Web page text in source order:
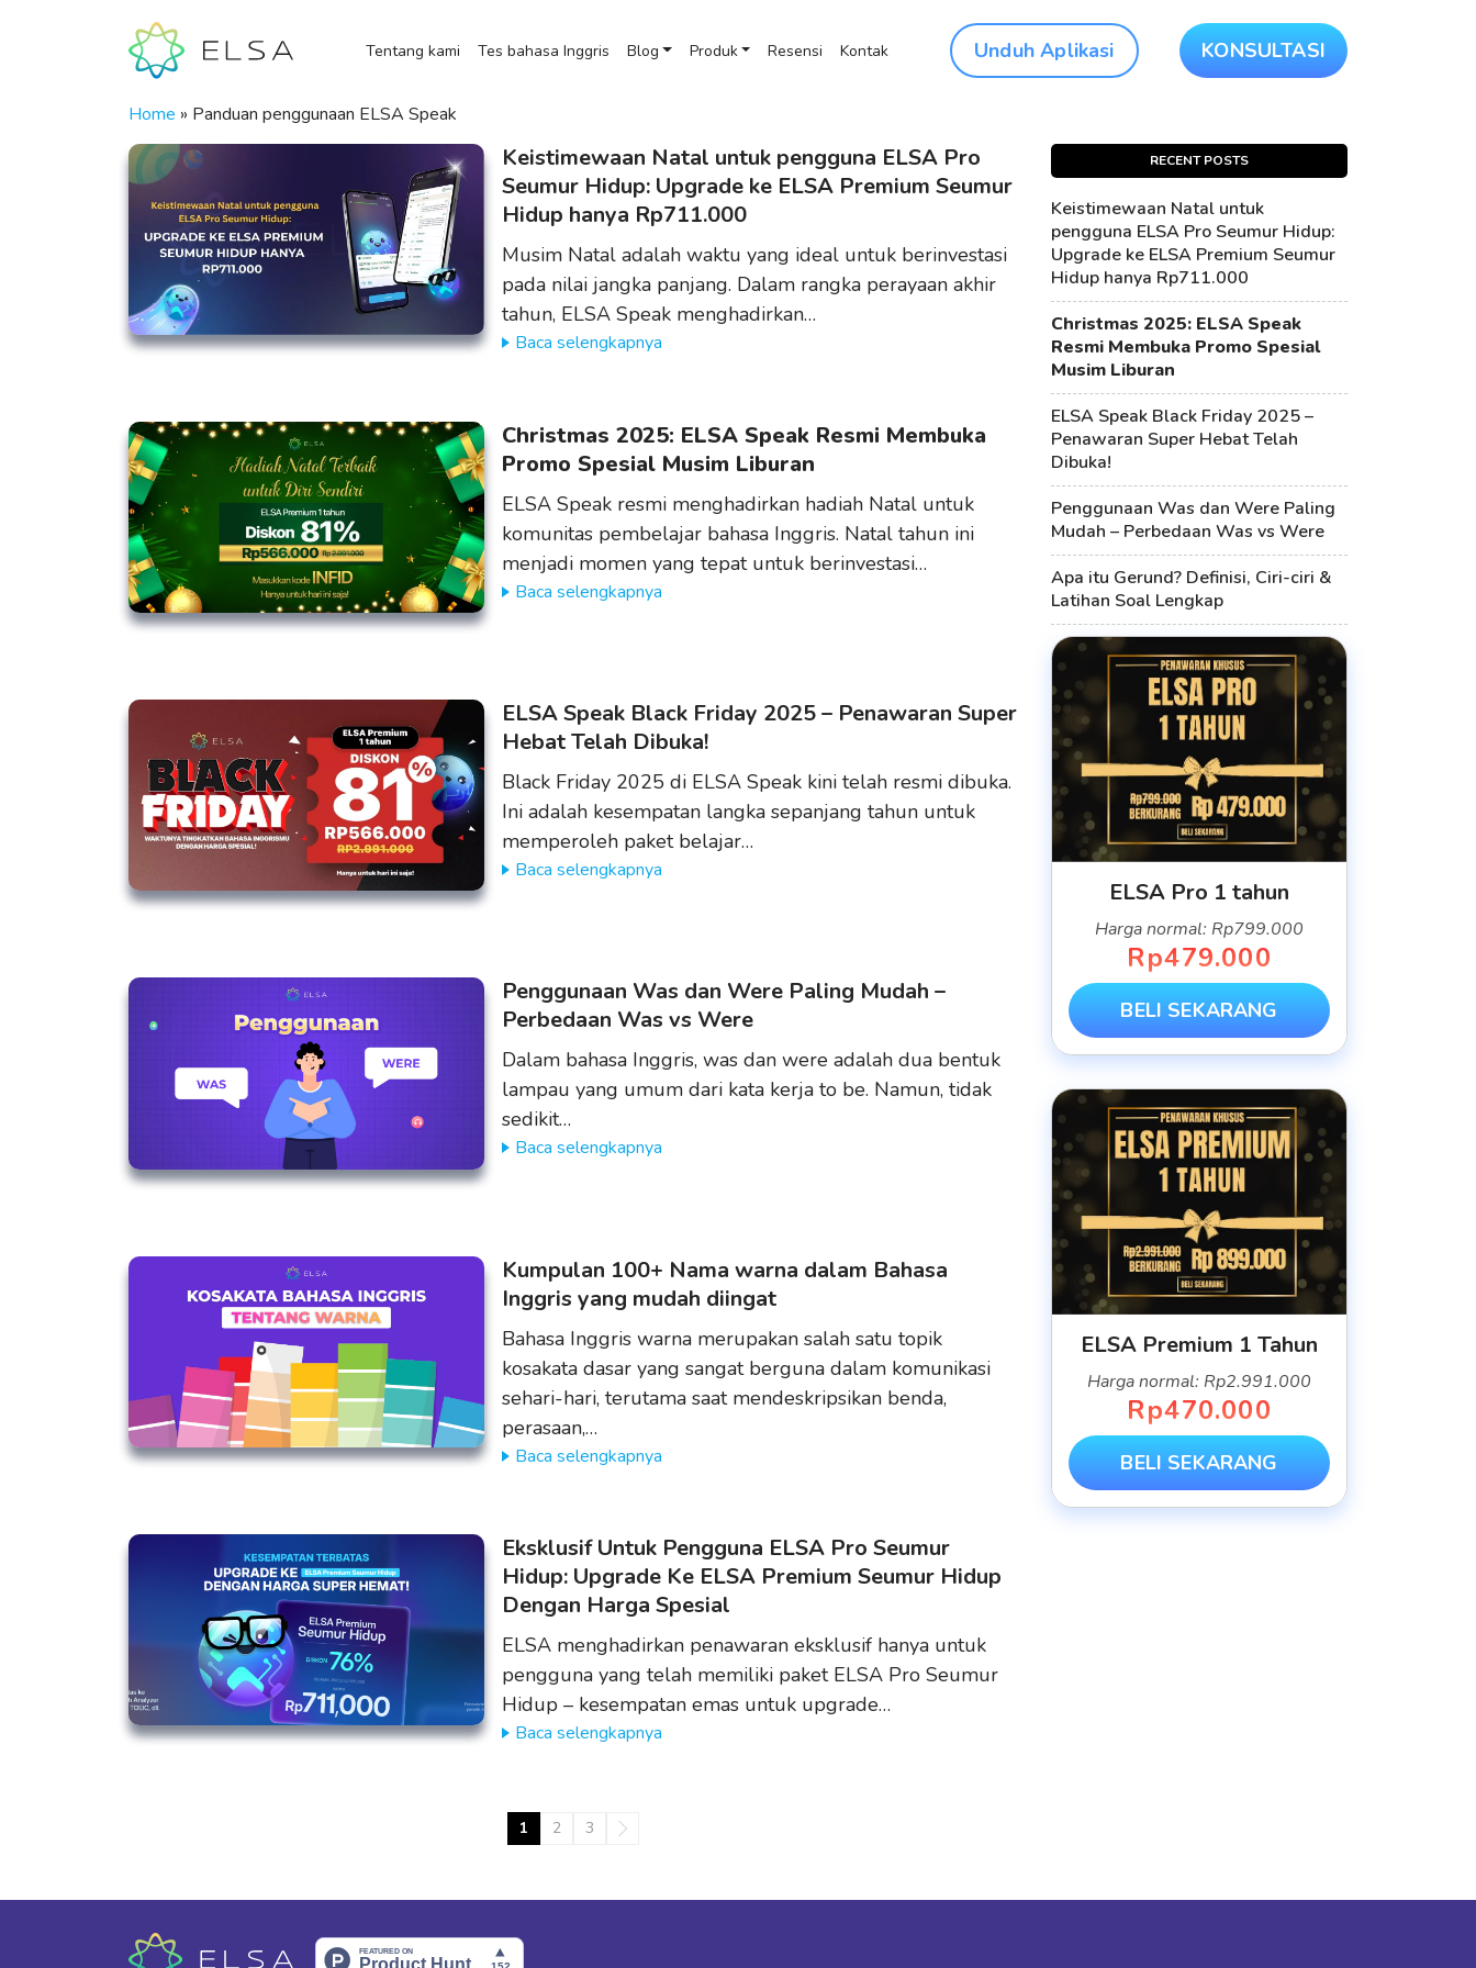
Tentang kami Tes bahasa Inggris Blog Produk Resensi Kontak Unduh Aplikasi KONSULTASI
Home » Panduan penggunaan ELSA Speak
Keistimewaan Natal untuk pengguna ELSA Pro
Seumur Hidup: Upgrade ke ELSA Premium Seumur
Hidup hanya Rp711.000
Musim Natal adalah waktu yang ideal untuk berinvestasi
pada nilai jangka panjang. Dalam rangka perayaan akhir
tahun, ELSA Speak menghadirkan…
Baca selengkapnya
Christmas 2025: ELSA Speak Resmi Membuka
Promo Spesial Musim Liburan
ELSA Speak resmi menghadirkan hadiah Natal untuk
komunitas pembelajar bahasa Inggris. Natal tahun ini
menjadi momen yang tepat untuk berinvestasi…
Baca selengkapnya
ELSA Speak Black Friday 2025 – Penawaran Super
Hebat Telah Dibuka!
Black Friday 2025 di ELSA Speak kini telah resmi dibuka.
Ini adalah kesempatan langka sepanjang tahun untuk
memperoleh paket belajar…
Baca selengkapnya
Penggunaan Was dan Were Paling Mudah –
Perbedaan Was vs Were
Dalam bahasa Inggris, was dan were adalah dua bentuk
lampau yang umum dari kata kerja to be. Namun, tidak
sedikit…
Baca selengkapnya
Kumpulan 100+ Nama warna dalam Bahasa
Inggris yang mudah diingat
Bahasa Inggris warna merupakan salah satu topik
kosakata dasar yang sangat berguna dalam komunikasi
sehari-hari, terutama saat mendeskripsikan benda,
perasaan,…
Baca selengkapnya
Eksklusif Untuk Pengguna ELSA Pro Seumur
Hidup: Upgrade Ke ELSA Premium Seumur Hidup
Dengan Harga Spesial
ELSA menghadirkan penawaran eksklusif hanya untuk
pengguna yang telah memiliki paket ELSA Pro Seumur
Hidup – kesempatan emas untuk upgrade…
Baca selengkapnya
1 2 3
RECENT POSTS
Keistimewaan Natal untuk
pengguna ELSA Pro Seumur Hidup:
Upgrade ke ELSA Premium Seumur
Hidup hanya Rp711.000
Christmas 2025: ELSA Speak
Resmi Membuka Promo Spesial
Musim Liburan
ELSA Speak Black Friday 2025 –
Penawaran Super Hebat Telah
Dibuka!
Penggunaan Was dan Were Paling
Mudah – Perbedaan Was vs Were
Apa itu Gerund? Definisi, Ciri-ciri &
Latihan Soal Lengkap
ELSA Pro 1 tahun
Harga normal: Rp799.000
Rp479.000
BELI SEKARANG
ELSA Premium 1 Tahun
Harga normal: Rp2.991.000
Rp470.000
BELI SEKARANG